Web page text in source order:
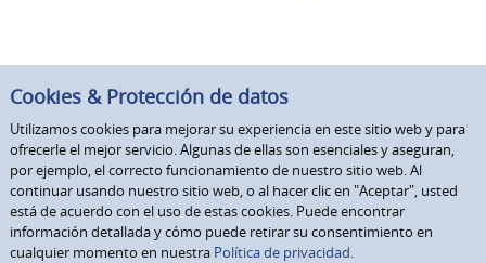
Cookies & Protección de datos
Utilizamos cookies para mejorar su experiencia en este sitio web y para
ofrecerle el mejor servicio. Algunas de ellas son esenciales y aseguran,
por ejemplo, el correcto funcionamiento de nuestro sitio web. Al
continuar usando nuestro sitio web, o al hacer clic en "Aceptar", usted
está de acuerdo con el uso de estas cookies. Puede encontrar
información detallada y cómo puede retirar su consentimiento en
cualquier momento en nuestra Política de privacidad.